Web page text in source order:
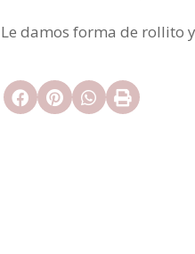
Le damos forma de rollito